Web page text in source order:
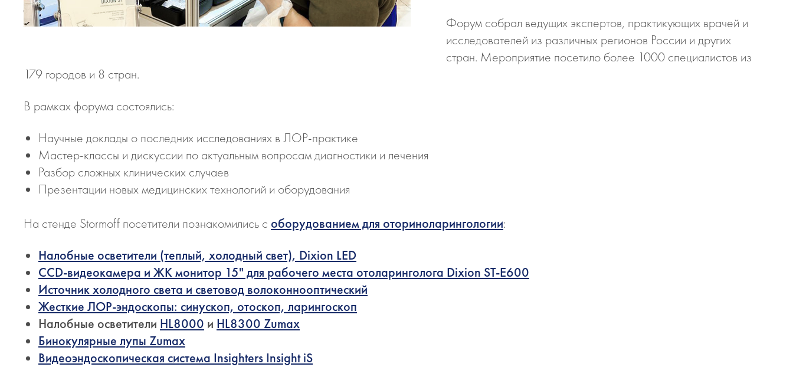
Форум собрал ведущих экспертов, практикующих врачей и
исследователей из различных регионов России и других
стран. Мероприятие посетило более 1000 специалистов из
179 городов и 8 стран.
В рамках форума состоялись:
Научные доклады о последних исследованиях в ЛОР-практике
Мастер-классы и дискуссии по актуальным вопросам диагностики и лечения
Разбор сложных клинических случаев
Презентации новых медицинских технологий и оборудования
На стенде Stormoff посетители познакомились с оборудованием для оториноларингологии:
Налобные осветители (теплый, холодный свет), Dixion LED
CCD-видеокамера и ЖК монитор 15" для рабочего места отоларинголога Dixion ST-E600
Источник холодного света и световод волоконнооптический
Жесткие ЛОР-эндоскопы: синускоп, отоскоп, ларингоскоп
Налобные осветители HL8000 и HL8300 Zumax
Бинокулярные лупы Zumax
Видеоэндоскопическая система Insighters Insight iS